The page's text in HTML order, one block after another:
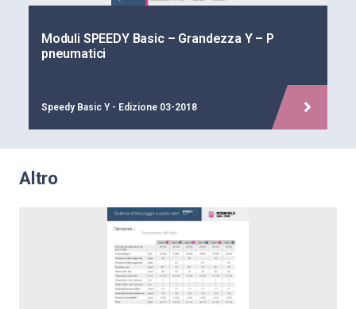
Moduli SPEEDY Basic – Grandezza Y – P
pneumatici
Speedy Basic Y - Edizione 03-2018
Altro